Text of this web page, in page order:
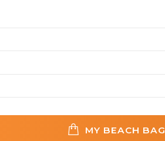
MY BEACH BAG